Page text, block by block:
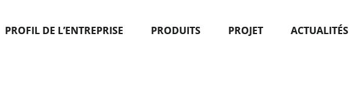
PROFIL DE L’ENTREPRISE PRODUITS PROJET ACTUALITÉS